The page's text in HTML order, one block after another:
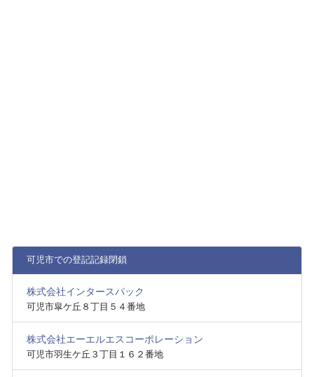
可児市での登記記録閉鎖
株式会社インタースパック
可児市皐ケ丘８丁目５４番地
株式会社エーエルエスコーポレーション
可児市羽生ケ丘３丁目１６２番地